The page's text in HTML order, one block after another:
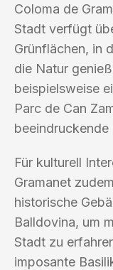
Coloma de
Stadt verfügt
Grünflächen, in
die Natur
beispielsweise
Parc de Can
Für kulturell
Gramanet
historische
Balldovina, um
Stadt zu
imposante